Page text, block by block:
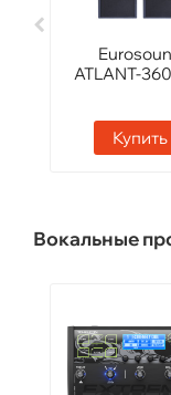
ATLANT-
Купить
Вокальные